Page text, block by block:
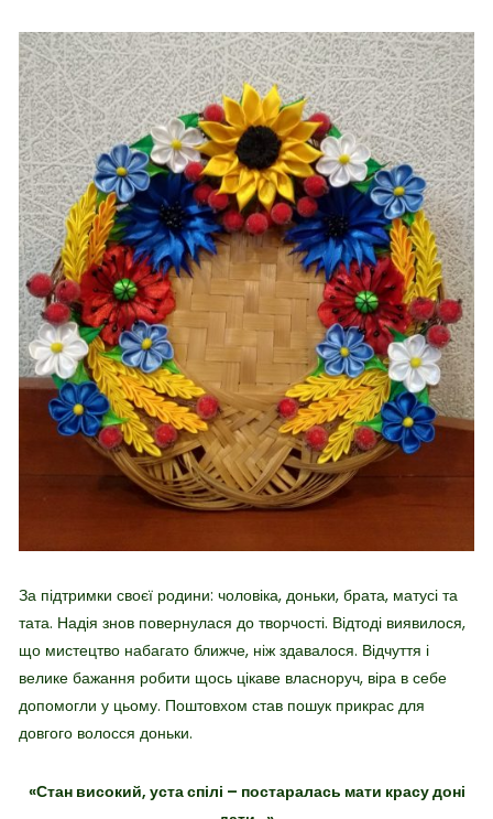
За підтримки своєї родини: чоловіка, доньки, брата, матусі та
тата. Надія знов повернулася до творчості. Відтоді виявилося,
що мистецтво набагато ближче, ніж здавалося. Відчуття і
велике бажання робити щось цікаве власноруч, віра в себе
допомогли у цьому. Поштовхом став пошук прикрас для
довгого волосся доньки.
«Стан високий, уста спілі – постаралась мати красу доні